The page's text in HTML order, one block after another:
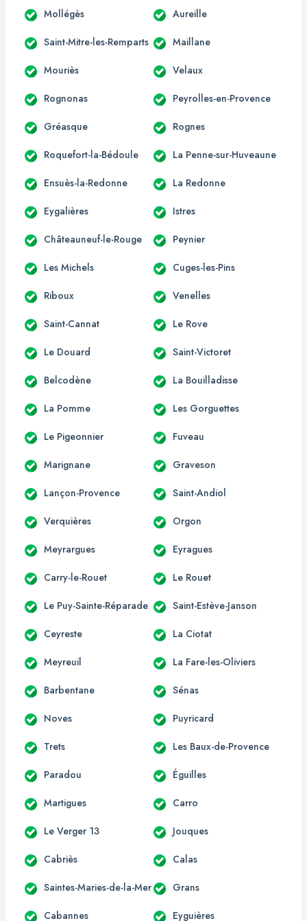
Mollégès Aureille
Saint-Mitre-les-Remparts Maillane
Mouriès Velaux
Rognonas Peyrolles-en-Provence
Gréasque Rognes
Roquefort-la-Bédoule La Penne-sur-Huveaune
Ensuès-la-Redonne La Redonne
Eygalières Istres
Châteauneuf-le-Rouge Peynier
Les Michels Cuges-les-Pins
Riboux Venelles
Saint-Cannat Le Rove
Le Douard Saint-Victoret
Belcodène La Bouilladisse
La Pomme Les Gorguettes
Le Pigeonnier Fuveau
Marignane Graveson
Lançon-Provence Saint-Andiol
Verquières Orgon
Meyrargues Eyragues
Carry-le-Rouet Le Rouet
Le Puy-Sainte-Réparade Saint-Estève-Janson
Ceyreste La Ciotat
Meyreuil La Fare-les-Oliviers
Barbentane Sénas
Noves Puyricard
Trets Les Baux-de-Provence
Paradou Éguilles
Martigues Carro
Le Verger 13 Jouques
Cabriès Calas
Saintes-Maries-de-la-Mer Grans
Cabannes Eyguières